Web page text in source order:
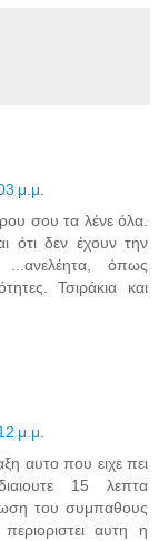
μ.μ.
σου τα λένε όλα.
ότι δεν έχουν την
όπως
Τσιράκια και
μ.μ.
αυτο που ειχε πει
15 λεπτα
του συμπαθους
αυτη η